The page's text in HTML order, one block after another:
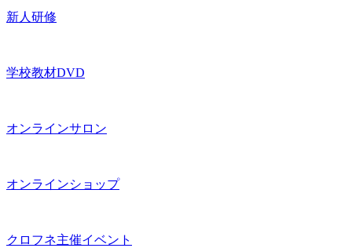
新人研修
学校教材DVD
オンラインサロン
オンラインショップ
クロフネ主催イベント